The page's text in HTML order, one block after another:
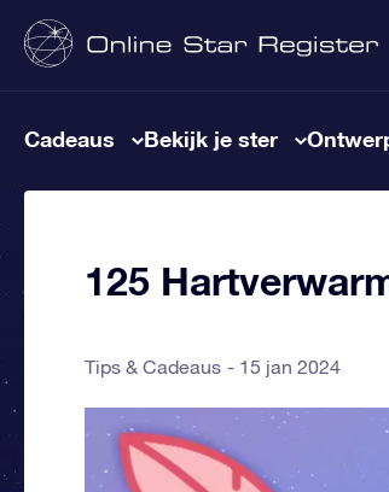
Cadeaus Bekijk je ster
125
Tips & Cadeaus 15 jan 2024